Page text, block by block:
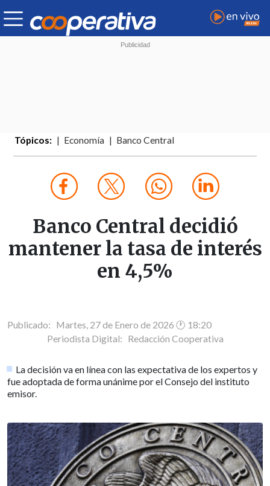
Tópicos: Economía Banco Central
Banco Central decidió
mantener la tasa de interés
en 4,5%
Publicado: Martes, 27 de Enero de 2026 🕐 18:20
Periodista Digital: Redacción Cooperativa
La decisión va en línea con las expectativa de los expertos y
fue adoptada de forma unánime por el Consejo del instituto
emisor.